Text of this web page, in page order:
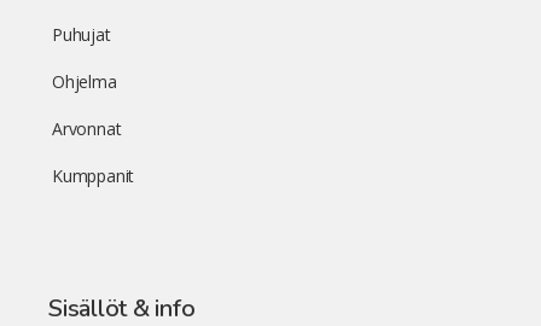
Puhujat
Ohjelma
Arvonnat
Kumppanit
Sisällöt & info